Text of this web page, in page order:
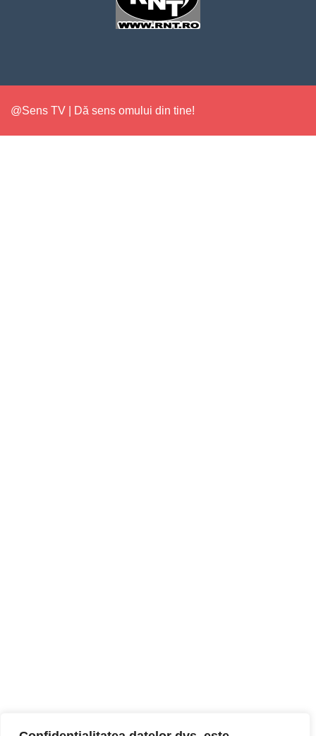
@Sens TV | Dă sens omului din tine!